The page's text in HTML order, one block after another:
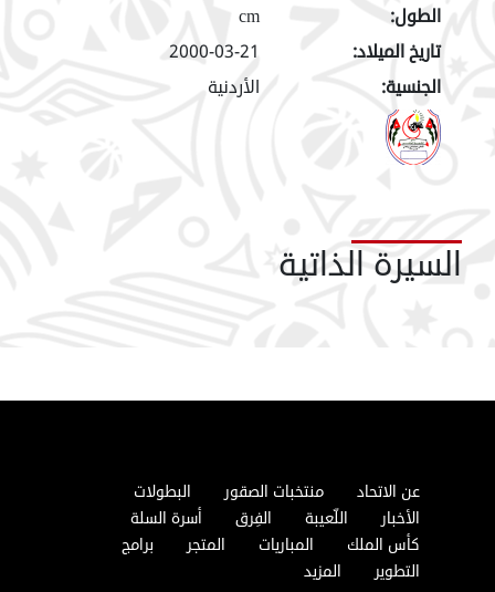
الطول:
cm
تاريخ الميلاد:
2000-03-21
الجنسية:
الأردنية
السيرة الذاتية
عن الاتحاد منتخبات الصقور
البطولات
الأخبار
اللّعيبة الفِرق
أسرة السلة
كأس الملك
المباريات المتجر
برامج
التطوير
المزيد